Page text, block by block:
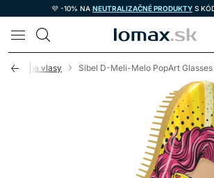
💜 -10% NA NEUTRALIZAČNÉ PRODUKTY S
LOMAX
kefy na vlasy Sibel D-Meli-Melo PopArt